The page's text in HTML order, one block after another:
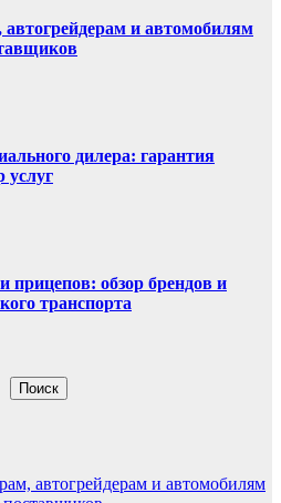
автогрейдерам и автомобилям
дилера: гарантия
услуг
прицепов: обзор брендов и
транспорта
Поиск
автогрейдерам и автомобилям